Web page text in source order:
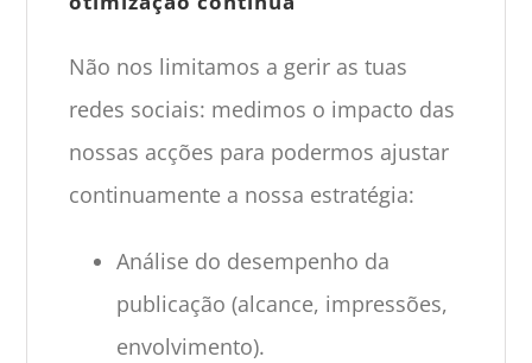
Não nos limitamos a gerir as tuas
redes sociais: medimos o impacto das
nossas acções para podermos ajustar
continuamente a nossa estratégia:
Análise do desempenho da
publicação (alcance, impressões,
envolvimento).